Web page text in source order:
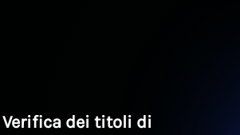
Verifica dei titoli di